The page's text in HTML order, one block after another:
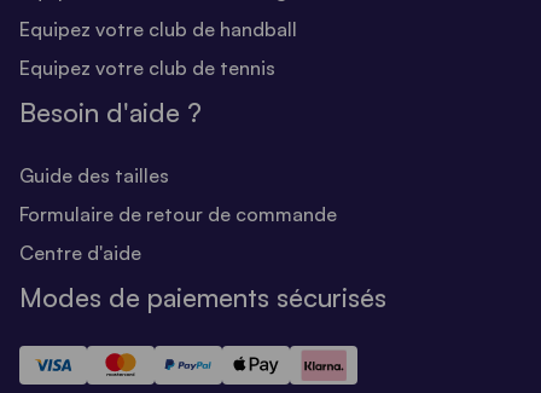
Equipez votre club de handball
Equipez votre club de tennis
Besoin d'aide ?
Guide des tailles
Formulaire de retour de commande
Centre d'aide
Modes de paiements sécurisés